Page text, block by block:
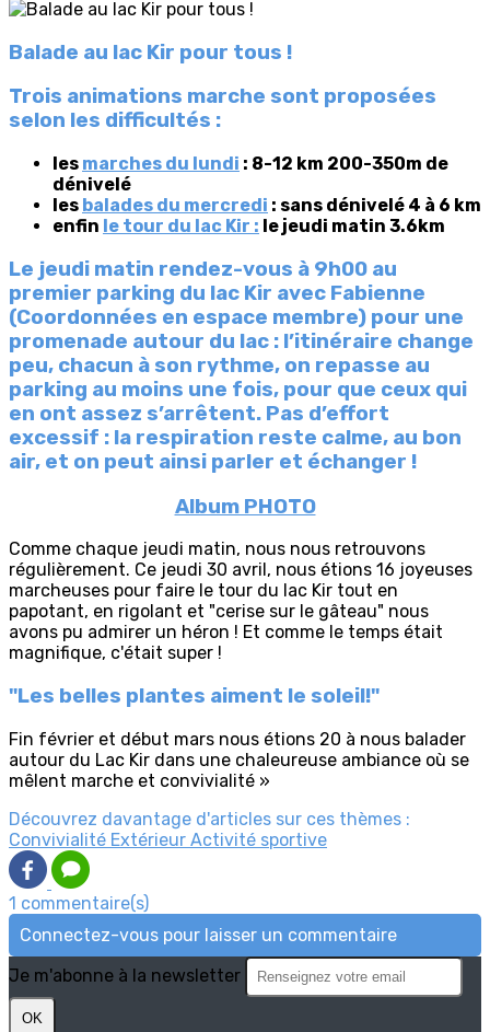
Balade au lac Kir pour tous !
Trois animations marche sont proposées
selon les difficultés :
les marches du lundi : 8-12 km 200-350m de
dénivelé
les balades du mercredi : sans dénivelé 4 à 6 km
enfin le tour du lac Kir : le jeudi matin 3.6km
Le jeudi matin rendez-vous à 9h00 au
premier parking du lac Kir avec Fabienne
(Coordonnées en espace membre) pour une
promenade autour du lac : l’itinéraire change
peu, chacun à son rythme, on repasse au
parking au moins une fois, pour que ceux qui
en ont assez s’arrêtent. Pas d’effort
excessif : la respiration reste calme, au bon
air, et on peut ainsi parler et échanger !
Album PHOTO
Comme chaque jeudi matin, nous nous retrouvons
régulièrement. Ce jeudi 30 avril, nous étions 16 joyeuses
marcheuses pour faire le tour du lac Kir tout en
papotant, en rigolant et "cerise sur le gâteau" nous
avons pu admirer un héron ! Et comme le temps était
magnifique, c'était super !
"Les belles plantes aiment le soleil!"
Fin février et début mars nous étions 20 à nous balader
autour du Lac Kir dans une chaleureuse ambiance où se
mêlent marche et convivialité »
Découvrez davantage d'articles sur ces thèmes :
Convivialité Extérieur Activité sportive
1 commentaire(s)
Connectez-vous pour laisser un commentaire
Je m'abonne à la newsletter
OK